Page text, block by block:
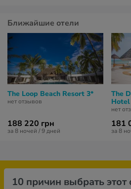
Ближайшие отели
The Loop Beach Resort 3*
нет отзывов
188 220 грн
за 8 ночей / 9 дней
The
нет
181
за 8
10 причин выбрать этот